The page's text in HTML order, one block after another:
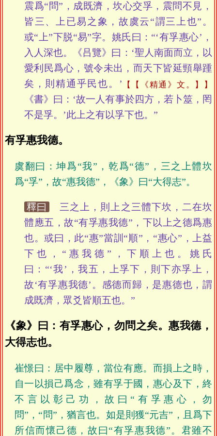
震爲“問”，成既濟，坎心交孚，震問不見，
皆三、上已易之象，故虞云“謂三上也”。
或“上”下脱“易”字。姚氏曰：“‘有孚惠心’，
入人深也。《吕覽》曰：‘聖人南面而立，以
愛利民爲心，號令未出，而天下皆延頸舉踵
矣，則精通乎民也。’
【《精通》文。】
《書》曰：‘故一人有事於四方，若卜筮，罔
不是孚。’此上之有以孚下也。”
有孚惠我德。
虞翻曰：坤爲“我”，乾爲“德”，三之上體坎
爲“孚”，故“惠我德”，《象》曰“大得志”。
釋曰
三之上，則上之三體下坎，二在坎
體應五，故“有孚惠我德”，下以上之德爲惠
也。或曰，此“惠”當訓“順”，“惠心”，上益
下也，“惠我德”，下順上也。姚氏
曰：“‘我’，我五，上孚下，則下亦孚上，
故‘有孚惠我德’。感德而歸，是惠德也，謂
成既濟，眾爻皆順五也。”
《象》曰：有孚惠心，勿問之矣。惠我德，
大得志也。
崔憬曰：居中履尊，當位有應。而損上之時，
自一以損己爲念，雖有孚于國，惠心及下，終
不言以彰己功，故曰“有孚惠心，勿
問”，“問”，猶言也。如是則獲“元吉”，且爲下
所信而懷己德，故曰“有孚惠我德”。君雖不